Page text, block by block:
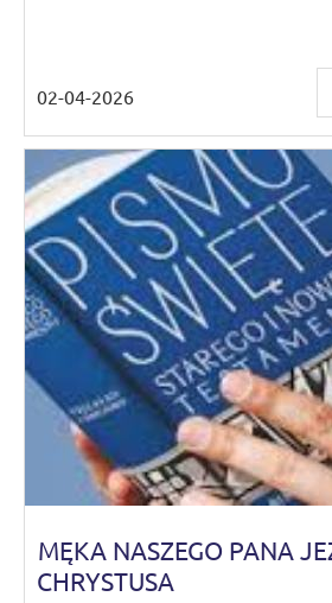
02-04-2026
MĘKA NASZEGO PANA
CHRYSTUSA